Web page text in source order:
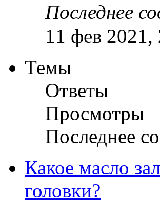
Последнее
11 фев 2021,
Темы
Ответы
Просмотры
Последнее
Какое масло
головки?